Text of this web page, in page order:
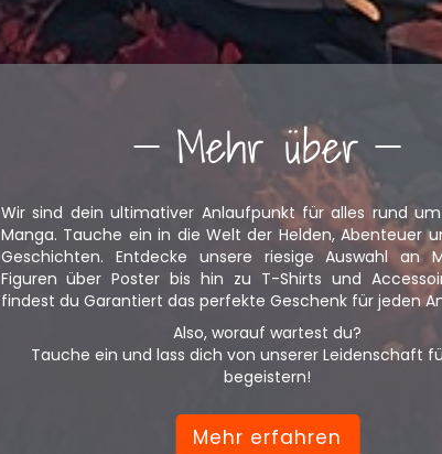
Mehr über
Wir sind dein ultimativer Anlaufpunkt für alles rund
Manga. Tauche ein in die Welt der Helden, Abenteuer
Geschichten. Entdecke unsere riesige Auswahl an
Figuren über Poster bis hin zu T-Shirts und
findest du Garantiert das perfekte Geschenk für jeden
Also, worauf wartest du?
Tauche ein und lass dich von unserer Leidenschaft
begeistern!
Mehr erfahren